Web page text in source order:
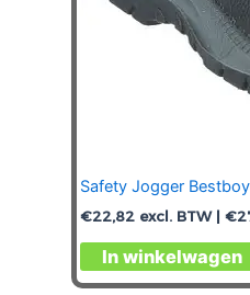
Safety Jogger
€22,82 excl. BTW | €
In winkelwagen